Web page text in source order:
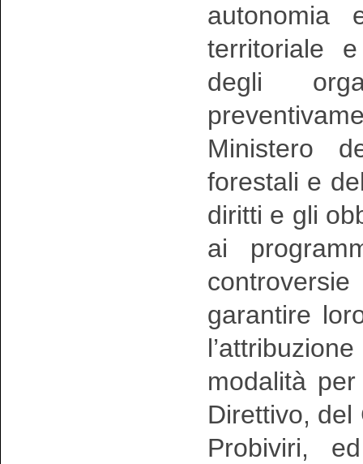
autonomia
territoriale
degli
Ministero
forestali e
diritti e gli
ai
garantire
modalità
Direttivo, del
Probiviri,